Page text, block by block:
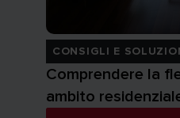
CONSIGLI E
Comprendere la
ambito